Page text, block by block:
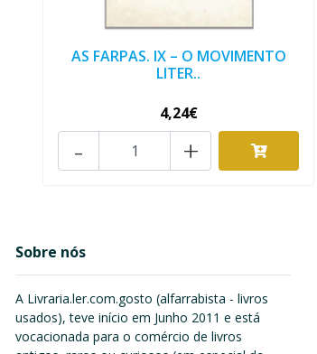
AS FARPAS. IX – O MOVIMENTO
LITER..
4,24€
+
-
Sobre nós
A Livraria.ler.com.gosto (alfarrabista - livros
usados), teve início em Junho 2011 e está
vocacionada para o comércio de livros